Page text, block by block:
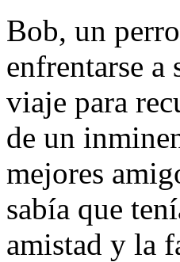
Bob, un
enfrentarse a
viaje para
de un
mejores
sabía que
amistad y la